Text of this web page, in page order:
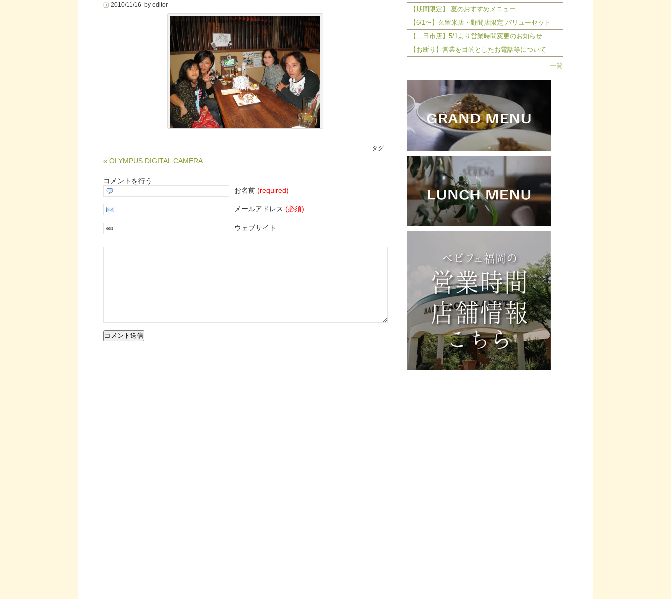
2010/11/16 by editor
タグ:
« OLYMPUS DIGITAL CAMERA
コメントを行う
お名前 (required)
メールアドレス (必須)
ウェブサイト
【期間限定】 夏のおすすめメニュー
【6/1〜】久留米店・野間店限定 バリューセット
【二日市店】5/1より営業時間変更のお知らせ
【お断り】営業を目的としたお電話等について
一覧